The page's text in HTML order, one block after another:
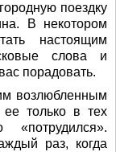
поездку
В некотором
настоящим
слова и
порадовать.
возлюбленным
только в тех
раз, когда